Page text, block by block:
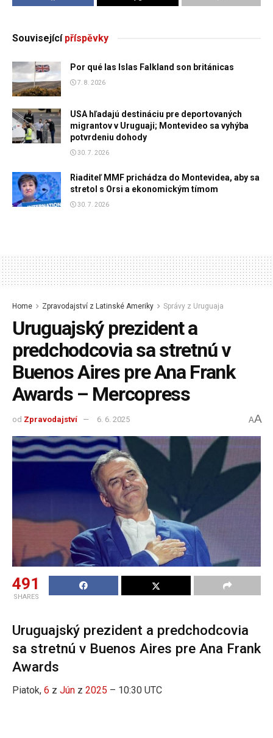
Souvisejícípříspěvky
Por qué las Islas Falkland son británicas
7. 8. 2026
USA hľadajú destináciu pre deportovaných
migrantov v Uruguaji; Montevideo sa vyhýba
potvrdeniu dohody
30. 7. 2026
Riaditeľ MMF prichádza do Montevidea, aby sa
stretol s Orsi a ekonomickým tímom
30. 7. 2026
Home Zpravodajství z Latinské Ameriky Správy z Uruguaja
Uruguajský prezident a
predchodcovia sa stretnú v
Buenos Aires pre Ana Frank
Awards – Mercopress
od Zpravodajství 6. 6. 2025 AA
491
SHARES
Uruguajský prezident a predchodcovia
sa stretnú v Buenos Aires pre Ana Frank
Awards
Piatok, 6 z Jún z 2025 – 10:30 UTC